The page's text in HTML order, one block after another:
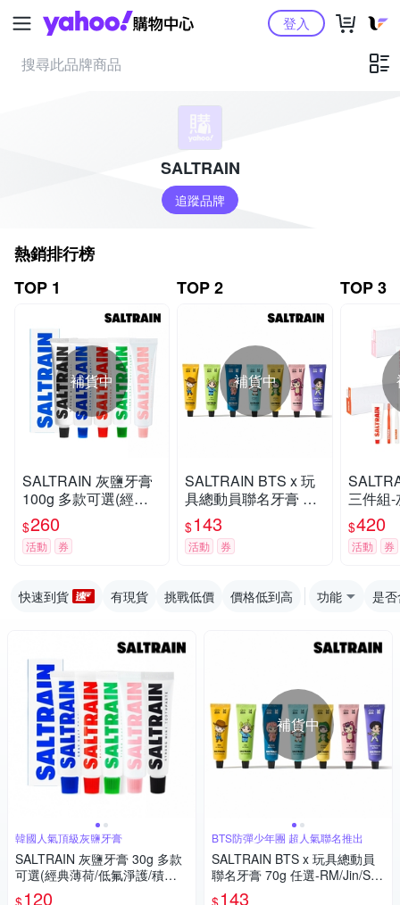
Yahoo購物中心登入
SALTRAIN
追蹤品牌
熱銷排行榜
TOP 1
補貨中
SALTRAIN 灰鹽牙膏
100g 多款可選(經典
薄荷/低氟淨護/積雪草
修護/清恬香檸/強效薄
荷)
$260
活動 券
TOP 2
補貨中
SALTRAIN BTS x 玩
具總動員聯名牙膏 70
g 任選-RM/Jin/SUGA/
j-hop/Jimin/V/Jung Ko
ok
$143
活動 券
TOP 3
三件組
X1+牙
(經典薄
積雪草
$420
活動 券
快速到貨 有現貨 挑戰低價 價格低到高 功能 是
韓國人氣頂級灰鹽牙膏
SALTRAIN 灰鹽牙膏 30g 多款
可選(經典薄荷/低氟淨護/積雪
草修護/清恬香檸/強效薄荷)
120
補貨中
BTS防彈少年團 超人氣聯名推出
SALTRAIN BTS x 玩具總動員
聯名牙膏 70g 任選-RM/Jin/SU
GA/j-hop/Jimin/V/Jung Kook
143